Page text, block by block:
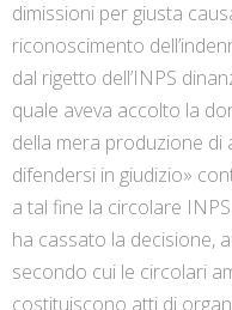
dimissioni per giusta
riconoscimento
dal rigetto dell’INPS
quale aveva accolto la
della mera produzione di
difendersi in giudizio»
a tal fine la circolare
ha cassato la decisione,
secondo cui le circolari
costituiscono atti di